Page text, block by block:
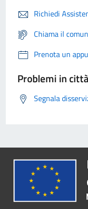
Richiedi
Chiama il
Prenota un
Problemi in città
Segnala